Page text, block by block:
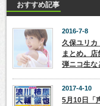
おすすめ記事
2016-7-8
久保ユリカ
まとめ。
弾ニコ生な
2017-4-10
5月10日「